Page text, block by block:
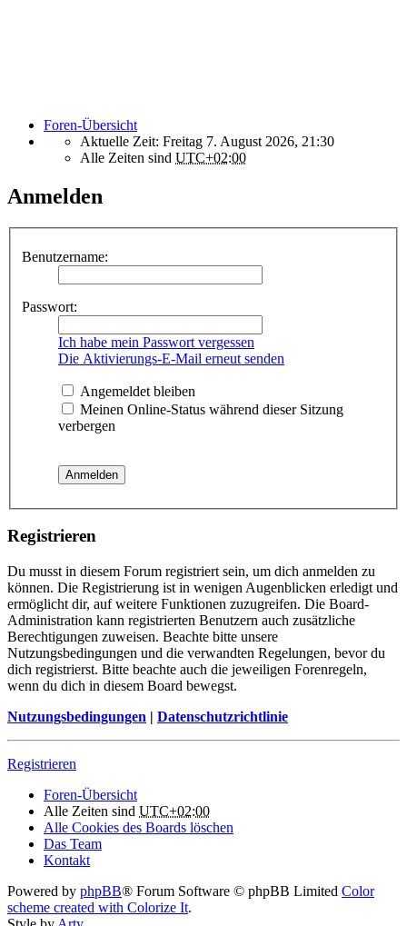
Foren-Übersicht
Aktuelle Zeit: Freitag 7. August 2026, 21:30
Alle Zeiten sind UTC+02:00
Anmelden
Benutzername:
Passwort:
Ich habe mein Passwort vergessen
Die Aktivierungs-E-Mail erneut senden
Angemeldet bleiben
Meinen Online-Status während dieser Sitzung
verbergen
Registrieren
Du musst in diesem Forum registriert sein, um dich anmelden zu
können. Die Registrierung ist in wenigen Augenblicken erledigt und
ermöglicht dir, auf weitere Funktionen zuzugreifen. Die Board-
Administration kann registrierten Benutzern auch zusätzliche
Berechtigungen zuweisen. Beachte bitte unsere
Nutzungsbedingungen und die verwandten Regelungen, bevor du
dich registrierst. Bitte beachte auch die jeweiligen Forenregeln,
wenn du dich in diesem Board bewegst.
Nutzungsbedingungen | Datenschutzrichtlinie
Registrieren
Foren-Übersicht
Alle Zeiten sind UTC+02:00
Alle Cookies des Boards löschen
Das Team
Kontakt
Powered by phpBB® Forum Software © phpBB Limited Color
scheme created with Colorize It.